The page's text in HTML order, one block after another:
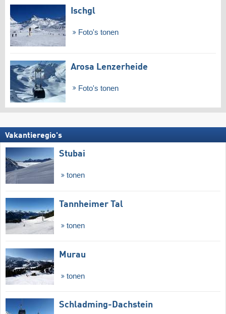
Ischgl
Foto's tonen
Arosa Lenzerheide
Foto's tonen
Vakantieregio's
Stubai
tonen
Tannheimer Tal
tonen
Murau
tonen
Schladming-Dachstein